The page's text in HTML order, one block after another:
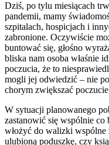
Dziś, po tylu miesiącach
pandemii, mamy
szpitalach, hospicjach i
zabronione. Oczywiście
buntować się, głośno
bliska nam osoba właśnie
poczucia, że to
mogli jej odwiedzić – nie
chorym zwiększać
W sytuacji planowanego
zastanowić się wspólnie co
włożyć do walizki
ulubioną poduszkę, czy